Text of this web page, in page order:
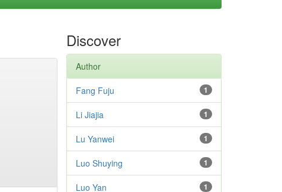
Discover
Author
1
Fang Fuju
1
Li Jiajia
1
Lu Yanwei
1
Luo Shuying
1
Luo Yan